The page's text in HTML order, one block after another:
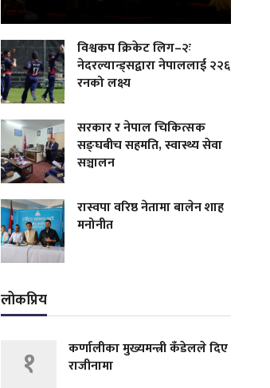
विश्वकप क्रिकेट लिग–२ः
नेदरल्यान्ड्सद्वारा नेपाललाई २२६
रनको लक्ष्य
सरकार र नेपाल चिकित्सक
सङ्घबीच सहमति, स्वास्थ्य सेवा
सञ्चालन
रास्वपा वरिष्ठ नेतामा बालेन शाह
मनोनीत
लोकप्रिय
१
कर्णालीका मुख्यमन्त्री कँडेलले दिए
राजीनामा